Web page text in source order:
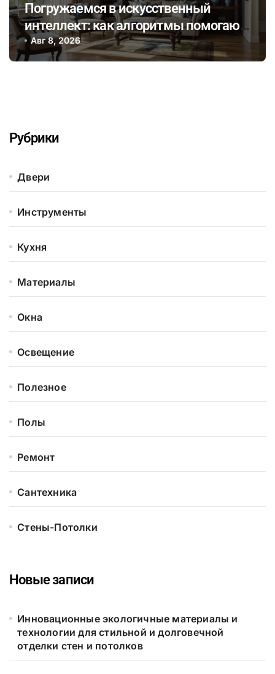
Погружаемся в искусственный
интеллект: как алгоритмы помогают
выбирать идеальное освещение для
разных стилей интерьера
Авг 8, 2026
Рубрики
Двери
Инструменты
Кухня
Материалы
Окна
Освещение
Полезное
Полы
Ремонт
Сантехника
Стены-Потолки
Новые записи
Инновационные экологичные материалы и
технологии для стильной и долговечной
отделки стен и потолков